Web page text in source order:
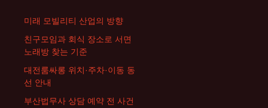
미래 모빌리티 산업의 방향
친구모임과 회식 장소로 서면
노래방 찾는 기준
대전룸싸롱 위치·주차·이동 동
선 안내
부산법무사 상담 예약 전 사건